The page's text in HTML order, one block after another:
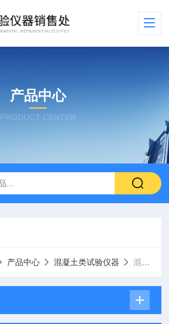
产品中心
PRODUCT CENTER
产品中心 混凝土类试验仪器 混凝土贯入阻力仪